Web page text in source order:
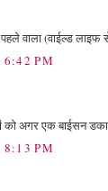
वाला (वाईल्ड लाइफ
PM
अगर एक बाईसन
PM